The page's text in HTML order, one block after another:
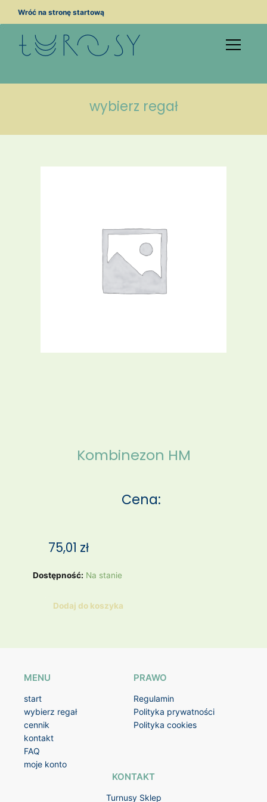
Wróć na stronę startową
wybierz regał
Kombinezon HM
Cena:
75,01 zł
Dostępność: Na stanie
ilość
Dodaj do koszyka
MENU
start
wybierz regał
cennik
kontakt
FAQ
moje konto
PRAWO
Regulamin
Polityka prywatności
Polityka cookies
KONTAKT
Turnusy Sklep